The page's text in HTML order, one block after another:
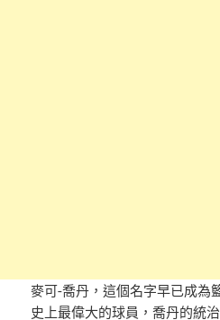
麥可-喬丹，這個名字早已成為
史上最偉大的球員，喬丹的統